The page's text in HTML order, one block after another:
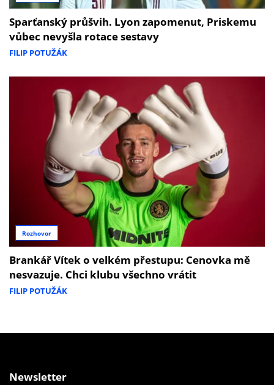
Sparťanský průšvih. Lyon zapomenut, Priskemu
vůbec nevyšla rotace sestavy
FILIP POTUŽÁK
Rozhovor
Brankář Vítek o velkém přestupu: Cenovka mě
nesvazuje. Chci klubu všechno vrátit
FILIP POTUŽÁK
Newsletter